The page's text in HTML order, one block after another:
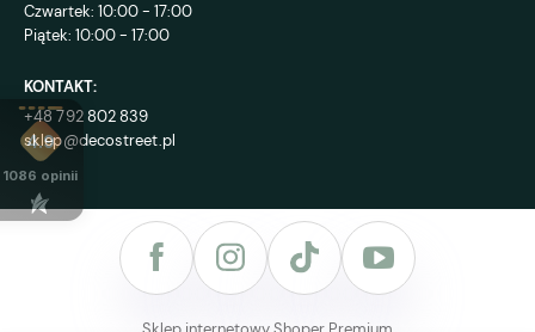
Czwartek: 10:00 - 17:00
Piątek: 10:00 - 17:00
KONTAKT:
+48 792 802 839
sklep@decostreet.pl
4.9
1086 opinii